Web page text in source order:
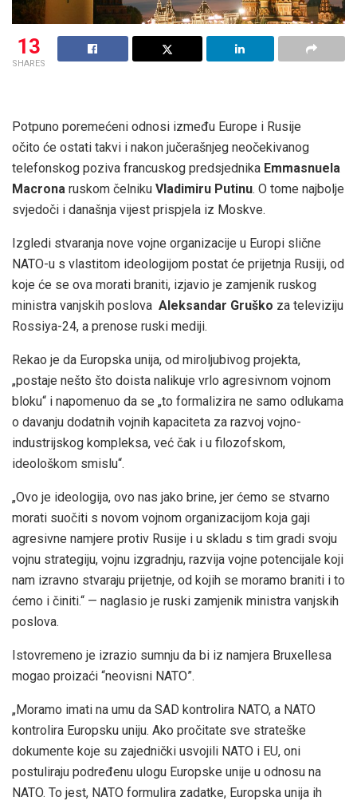
13
SHARES
Potpuno poremećeni odnosi između Europe i Rusije
očito će ostati takvi i nakon jučerašnjeg neočekivanog
telefonskog poziva francuskog predsjednika Emmasnuela
Macrona ruskom čelniku Vladimiru Putinu. O tome najbolje
svjedoči i današnja vijest prispjela iz Moskve.
Izgledi stvaranja nove vojne organizacije u Europi slične
NATO-u s vlastitom ideologijom postat će prijetnja Rusiji, od
koje će se ova morati braniti, izjavio je zamjenik ruskog
ministra vanjskih poslova Aleksandar Gruško za televiziju
Rossiya-24, a prenose ruski mediji.
Rekao je da Europska unija, od miroljubivog projekta,
„postaje nešto što doista nalikuje vrlo agresivnom vojnom
bloku“ i napomenuo da se „to formalizira ne samo odlukama
o davanju dodatnih vojnih kapaciteta za razvoj vojno-
industrijskog kompleksa, već čak i u filozofskom,
ideološkom smislu“.
„Ovo je ideologija, ovo nas jako brine, jer ćemo se stvarno
morati suočiti s novom vojnom organizacijom koja gaji
agresivne namjere protiv Rusije i u skladu s tim gradi svoju
vojnu strategiju, vojnu izgradnju, razvija vojne potencijale koji
nam izravno stvaraju prijetnje, od kojih se moramo braniti i to
ćemo i činiti.“ — naglasio je ruski zamjenik ministra vanjskih
poslova.
Istovremeno je izrazio sumnju da bi iz namjera Bruxellesa
mogao proizaći “neovisni NATO”.
„Moramo imati na umu da SAD kontrolira NATO, a NATO
kontrolira Europsku uniju. Ako pročitate sve strateške
dokumente koje su zajednički usvojili NATO i EU, oni
postuliraju podređenu ulogu Europske unije u odnosu na
NATO. To jest, NATO formulira zadatke, Europska unija ih